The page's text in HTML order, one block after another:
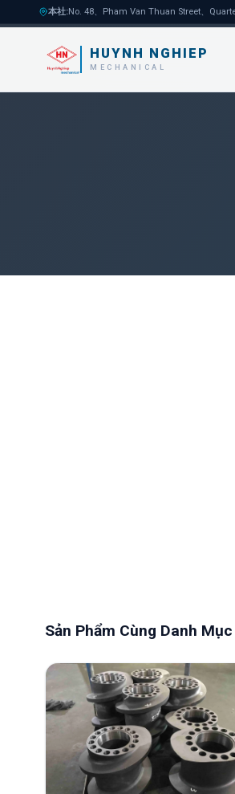
本社:
HUYNH NGHIEP
MECHANICAL
Sản Phẩm Cùng Danh Mục